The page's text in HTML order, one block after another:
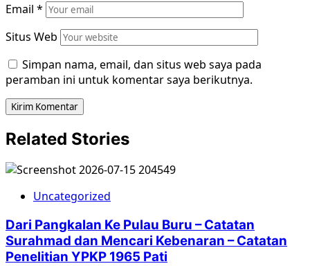
Email *
Situs Web
Simpan nama, email, dan situs web saya pada
peramban ini untuk komentar saya berikutnya.
Related Stories
Uncategorized
Dari Pangkalan Ke Pulau Buru – Catatan
Surahmad dan Mencari Kebenaran – Catatan
Penelitian YPKP 1965 Pati